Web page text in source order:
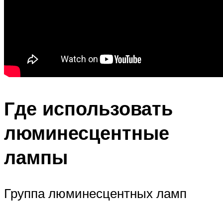
Где использовать
люминесцентные
лампы
Группа люминесцентных ламп